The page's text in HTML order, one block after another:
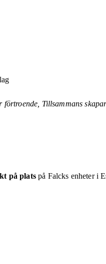
förtroende, Tillsammans
på platspå Falcks enheter i